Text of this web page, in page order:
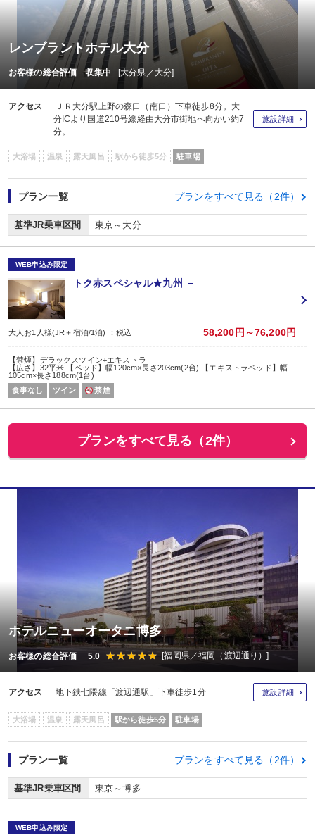
レンブラントホテル大分
お客様の総合評価 収集中 [大分県／大分]
アクセス
ＪＲ大分駅上野の森口（南口）下車徒歩8分。大
分ICより国道210号線経由大分市街地へ向かい約7
分。
施設詳細
大浴場 温泉 露天風呂 駅から徒歩5分 駐車場
プラン一覧 プランをすべて見る（2件）
基準JR乗車区間 東京～大分
WEB申込み限定
トク赤スペシャル★九州 －
大人お1人様(JR＋宿泊/1泊) ：税込 58,200円～76,200円
【禁煙】デラックスツイン+エキストラ
【広さ】32平米 【ベッド】幅120cm×長さ203cm(2台) 【エキストラベッド】幅
105cm×長さ188cm(1台)
食事なし
ツイン 禁煙
プランをすべて見る（2件）
ホテルニューオータニ博多
お客様の総合評価 5.0 [福岡県／福岡（渡辺通り）]
アクセス 地下鉄七隈線「渡辺通駅」下車徒歩1分 施設詳細
大浴場 温泉 露天風呂 駅から徒歩5分 駐車場
プラン一覧 プランをすべて見る（2件）
基準JR乗車区間 東京～博多
WEB申込み限定